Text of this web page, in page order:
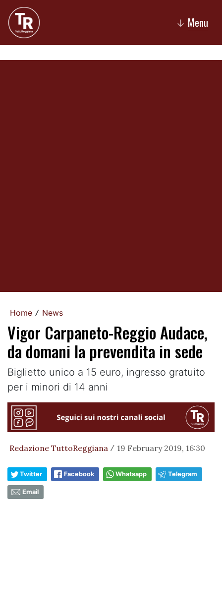
↓ Menu
Home / News
Vigor Carpaneto-Reggio Audace,
da domani la prevendita in sede
Biglietto unico a 15 euro, ingresso gratuito
per i minori di 14 anni
Redazione TuttoReggiana / 19 February 2019, 16:30
Twitter Facebook Whatsapp Telegram
Email